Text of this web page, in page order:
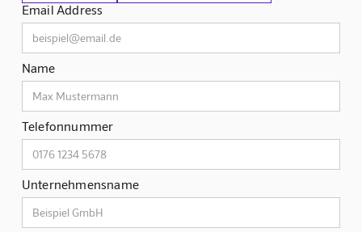
Email Address
Name
Telefonnummer
Unternehmensname